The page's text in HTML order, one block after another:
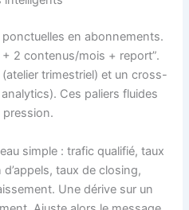
en abonnements.
+ 2 contenus/mois + report”.
trimestriel) et un cross-
Ces paliers fluides
pression.
simple : trafic qualifié, taux
taux de closing,
Une dérive sur un